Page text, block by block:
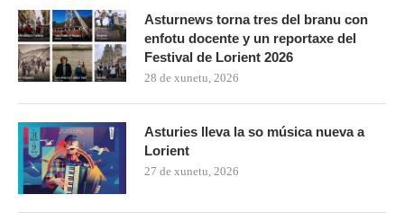
Asturnews torna tres del branu con
enfotu docente y un reportaxe del
Festival de Lorient 2026
28 de xunetu, 2026
Asturies lleva la so música nueva a
Lorient
27 de xunetu, 2026